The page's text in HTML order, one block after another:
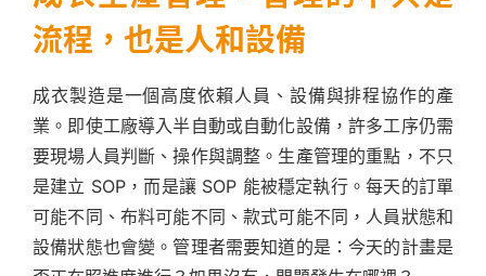
流程，也是人和設備
成衣製造是一個高度依賴人員、設備與排程協作的產
業。即使工廠導入半自動或自動化設備，許多工序仍需
要現場人員判斷、操作與調整。生產管理的重點，不只
是建立 SOP，而是讓 SOP 能被穩定執行。每天的訂單
可能不同、布料可能不同、款式可能不同，人員狀態和
設備狀態也會變。管理者需要知道的是：今天的計畫是